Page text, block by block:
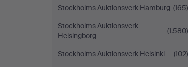
Stockholms Auktionsverk Hamburg (165)
Stockholms Auktionsverk
Helsingborg
(1.580)
Stockholms Auktionsverk Helsinki
(102)